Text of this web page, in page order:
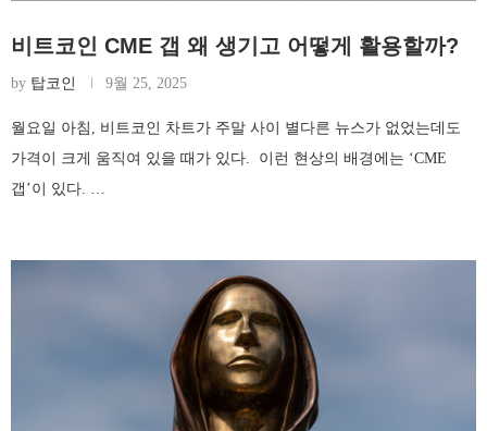
비트코인 CME 갭 왜 생기고 어떻게 활용할까?
by 탑코인 9월 25, 2025
월요일 아침, 비트코인 차트가 주말 사이 별다른 뉴스가 없었는데도
가격이 크게 움직여 있을 때가 있다. 이런 현상의 배경에는 ‘CME
갭’이 있다. …